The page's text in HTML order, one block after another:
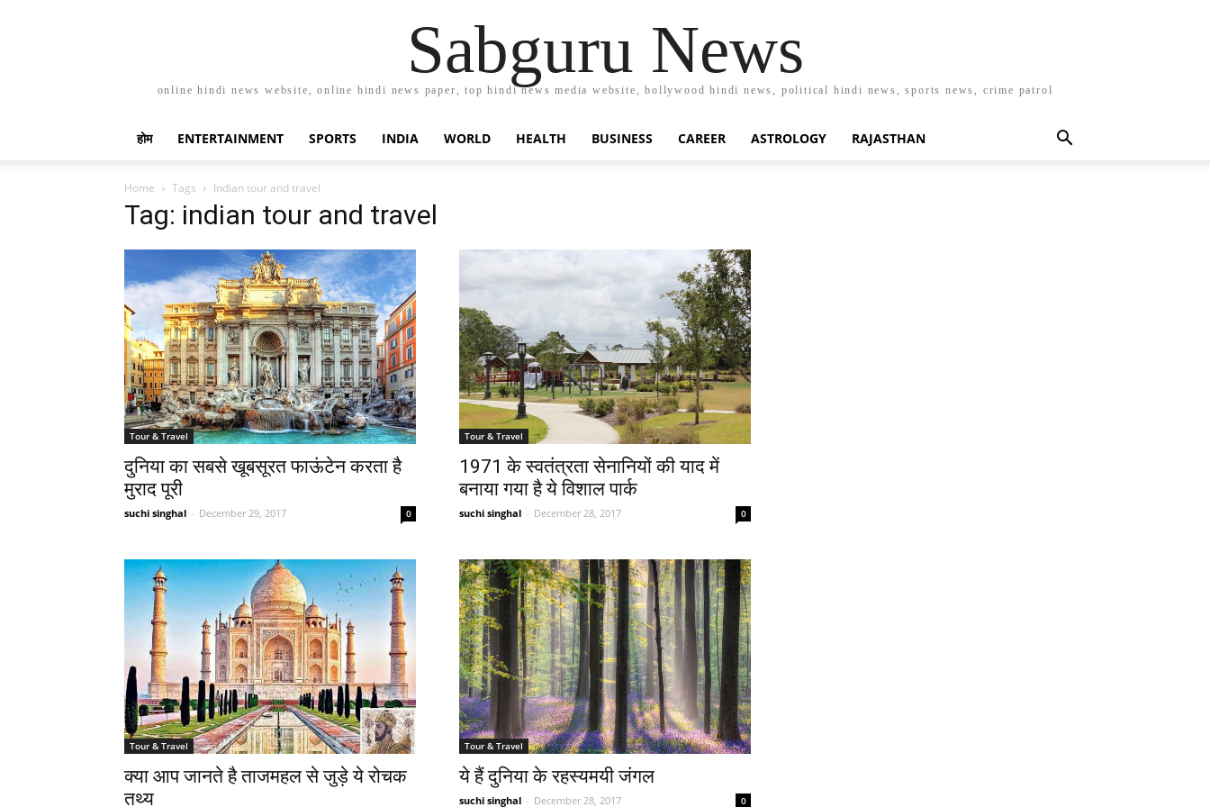
Sabguru News
online hindi news website, online hindi news paper, top hindi news media website, bollywood hindi news, political hindi news, sports news, crime patrol
होम ENTERTAINMENT SPORTS INDIA WORLD HEALTH BUSINESS CAREER ASTROLOGY RAJASTHAN
Home Tags Indian tour and travel
Tag: indian tour and travel
Tour & Travel
दुनिया का सबसे खूबसूरत फाऊंटेन करता है
मुराद पूरी
suchi singhal - December 29, 2017 0
Tour & Travel
1971 के स्वतंत्रता सेनानियों की याद में
बनाया गया है ये विशाल पार्क
suchi singhal - December 28, 2017 0
Tour & Travel
क्या आप जानते है ताजमहल से जुड़े ये रोचक
तथ्य
Tour & Travel
ये हैं दुनिया के रहस्यमयी जंगल
suchi singhal - December 28, 2017 0